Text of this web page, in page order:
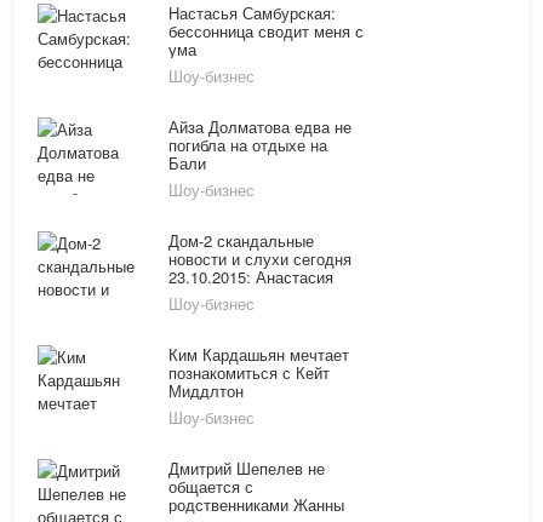
Настасья Самбурская:
бессонница сводит меня с
ума
Шоу-бизнес
Айза Долматова едва не
погибла на отдыхе на
Бали
Шоу-бизнес
Дом-2 скандальные
новости и слухи сегодня
23.10.2015: Анастасия
Киушкина встречается с
Гуфом, Гозиас и Дерябина
Шоу-бизнес
Ким Кардашьян мечтает
познакомиться с Кейт
Миддлтон
Шоу-бизнес
Дмитрий Шепелев не
общается с
родственниками Жанны